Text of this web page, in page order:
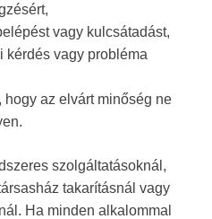
vagy kulcsátadást,
kérdés vagy probléma
hogy az elvárt minőség ne
szolgáltatásoknál,
takarításnál vagy
Ha minden alkalommal